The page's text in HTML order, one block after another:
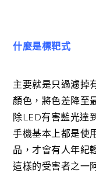
什麼是標靶式
主要就是只過濾掉
顏色，將色差降至
除LED有害藍光達
手機基本上都是使
品，才會有人年紀
這樣的受害者之一